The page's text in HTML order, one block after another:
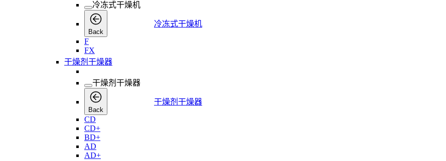
冷冻式干燥机
Back
冷冻式干燥机
F
FX
干燥剂干燥器
干燥剂干燥器
Back
干燥剂干燥器
CD
CD+
BD+
AD
AD+